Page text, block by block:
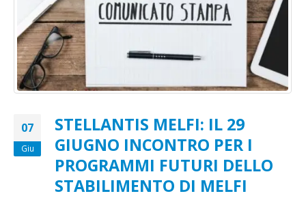
07
Giu
STELLANTIS MELFI: IL 29
GIUGNO INCONTRO PER I
PROGRAMMI FUTURI DELLO
STABILIMENTO DI MELFI